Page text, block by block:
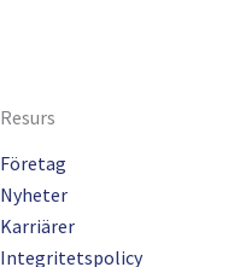
Resurs
Företag
Nyheter
Karriärer
Integritetspolicy